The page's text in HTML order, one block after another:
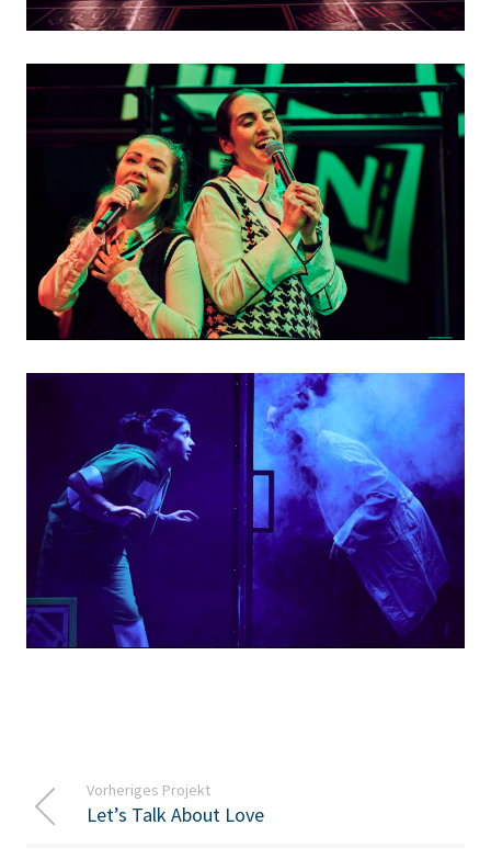
Vorheriges Projekt
Let’s Talk About Love